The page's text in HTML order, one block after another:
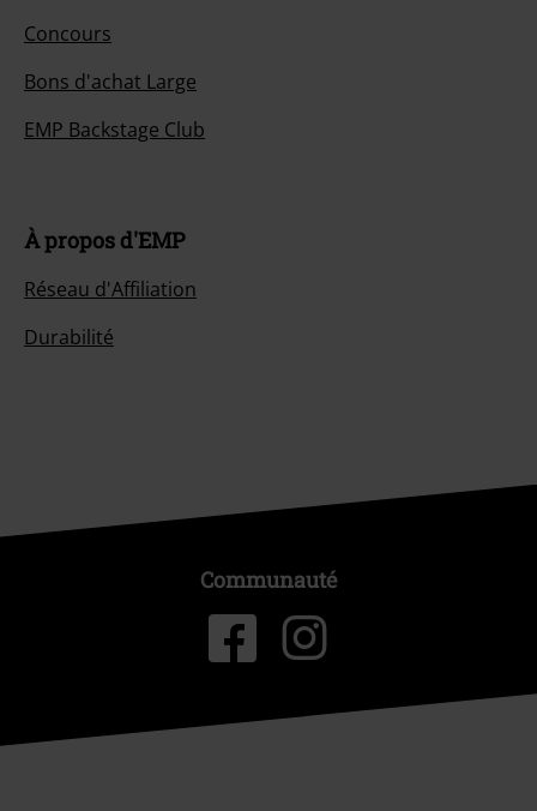
Concours
Bons d'achat Large
EMP Backstage Club
À propos d'EMP
Réseau d'Affiliation
Durabilité
Communauté